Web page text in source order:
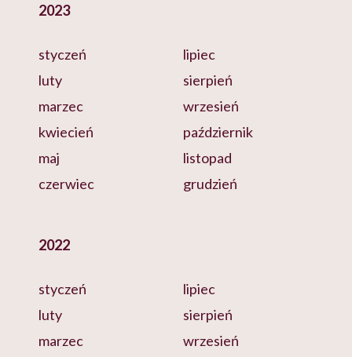
2023
styczeń
luty
marzec
kwiecień
maj
czerwiec
lipiec
sierpień
wrzesień
październik
listopad
grudzień
2022
styczeń
luty
marzec
lipiec
sierpień
wrzesień